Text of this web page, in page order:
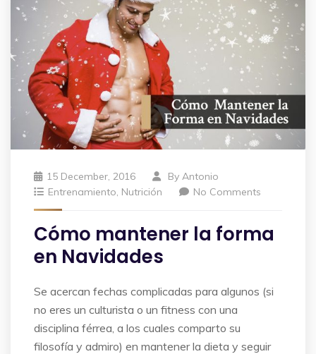
15 December, 2016 By Antonio
Entrenamiento, Nutrición No Comments
Cómo mantener la forma
en Navidades
Se acercan fechas complicadas para algunos (si
no eres un culturista o un fitness con una
disciplina férrea, a los cuales comparto su
filosofía y admiro) en mantener la dieta y seguir